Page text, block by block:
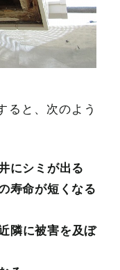
ると、次のよう
にシミが出る
寿命が短くなる
隣に被害を及ぼ